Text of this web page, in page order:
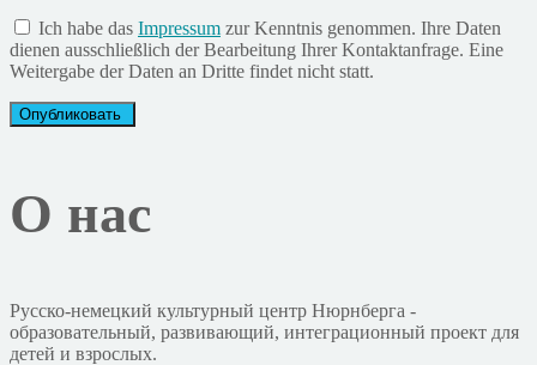
Ich habe das Impressum zur Kenntnis genommen. Ihre Daten
dienen ausschließlich der Bearbeitung Ihrer Kontaktanfrage. Eine
Weitergabe der Daten an Dritte findet nicht statt.
О нас
Русско-немецкий культурный центр Нюрнберга -
образовательный, развивающий, интеграционный проект для
детей и взрослых.